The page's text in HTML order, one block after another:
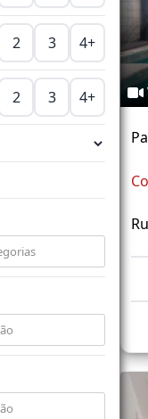
2 3 4+
2 3 4+